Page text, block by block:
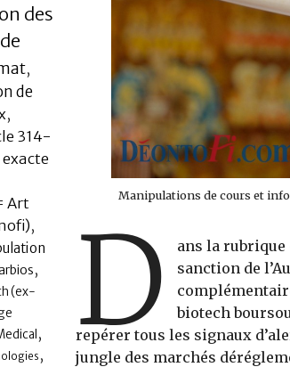
des
,
de
,
314-
exacte
Art
,
,
(ex-
,
,
Manipulations de cours et
D
ans la rubrique
sanction de
biotech
repérer tous les signaux
jungle des marchés